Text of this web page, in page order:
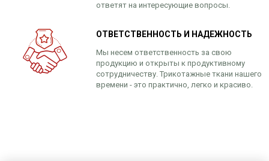
ответят на интересующие вопросы.
ОТВЕТСТВЕННОСТЬ И НАДЕЖНОСТЬ
Мы несем ответственность за свою
продукцию и открыты к продуктивному
сотрудничеству. Трикотажные ткани нашего
времени - это практично, легко и красиво.